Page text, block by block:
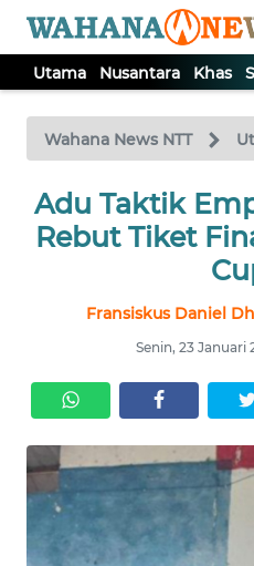
Utama Nusantara Khas
Wahana News NTT
Adu Taktik
Rebut Tiket
Fransiskus Daniel
Senin, 23 Januari
TV
Tutup
UTAMA
SERBA-
SERBI
LABUAN
BAJO
OPINI